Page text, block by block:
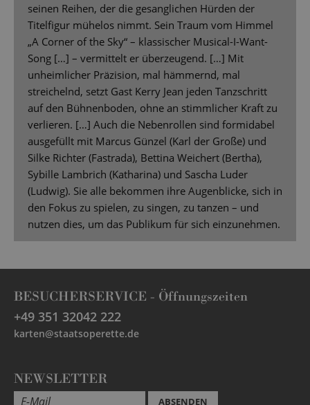
seinen Reihen, der die gesanglichen Hürden der
Titelfigur mühelos nimmt. Sein Traum vom Himmel
„A Corner of the Sky“ – klassischer Musical-I-Want-
Song […] – vermittelt er überzeugend. […] Mit
unheimlicher Präzision, mal hämmernd, mal
streichelnd, setzt Gast Kerry Jean jeden Tanzschritt
auf den Bühnenboden, ohne an stimmlicher Kraft zu
verlieren. […] Auch die Nebenrollen sind formidabel
ausgefüllt mit Marcus Günzel (Karl der Große) und
Silke Richter (Fastrada), Bettina Weichert (Bertha),
Sybille Lambrich (Katharina) und Sascha Luder
(Ludwig). Sie alle bekommen ihre Augenblicke, sich in
den Fokus zu spielen, zu singen, zu tanzen – und
nutzen dies, um das Publikum für sich einzunehmen.
BESUCHERSERVICE - Öffnungszeiten
+49 351 32042 222
karten@staatsoperette.de
NEWSLETTER
ABSENDEN